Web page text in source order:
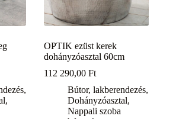
,
,
OPTIK ezüst kerek
dohányzóasztal 60cm
112 290,00Ft
Bútor, lakberendezés,
Dohányzóasztal,
Nappali szoba